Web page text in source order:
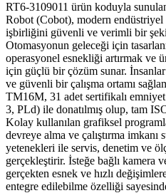
RT6-3109011 ürün koduyla
Robot (Cobot), modern
işbirliğini güvenli ve verimli bir
Otomasyonun geleceği için
operasyonel esnekliği artırmak ve
için güçlü bir çözüm sunar.
ve güvenli bir çalışma ortamı
TM16M, 31 adet sertifikalı
3, PLd) ile donatılmış olup, tam
Kolay kullanılan grafiksel
devreye alma ve çalıştırma
yetenekleri ile servis, denetim ve
gerçekleştirir. İsteğe bağlı kamera
gerçekten esnek ve hızlı
entegre edilebilme özelliği